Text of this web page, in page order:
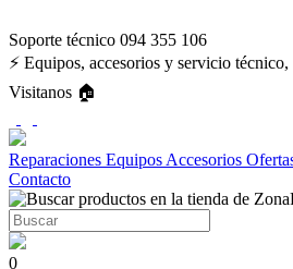
Soporte técnico 094 355 106
⚡ Equipos, accesorios y servicio
Visitanos 🏠
Reparaciones Equipos Accesorios
Contacto
0